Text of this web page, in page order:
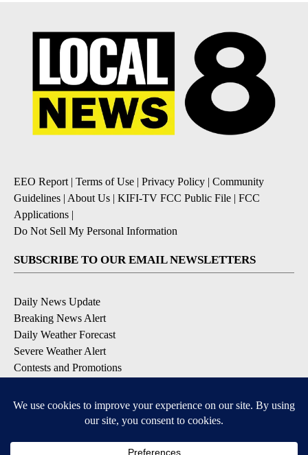
EEO Report| Terms of Use | Privacy Policy | Community
Guidelines | About Us | KIFI-TV FCC Public File | FCC
Applications |
Do Not Sell My Personal Information
SUBSCRIBE TO OUR EMAIL NEWSLETTERS
Daily News Update
Breaking News Alert
Daily Weather Forecast
Severe Weather Alert
Contests and Promotions